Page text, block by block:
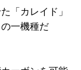
「カレイド」
の一機種だ